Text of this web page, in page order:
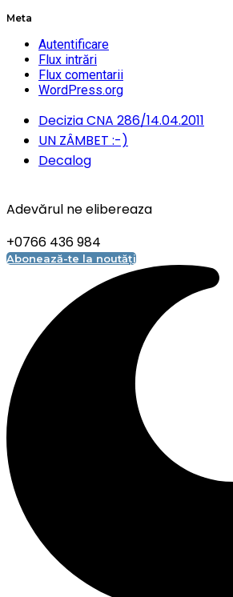
Meta
Autentificare
Flux intrări
Flux comentarii
WordPress.org
Decizia CNA 286/14.04.2011
UN ZÂMBET :-)
Decalog
Adevărul ne elibereaza
+0766 436 984
Abonează-te la noutăți